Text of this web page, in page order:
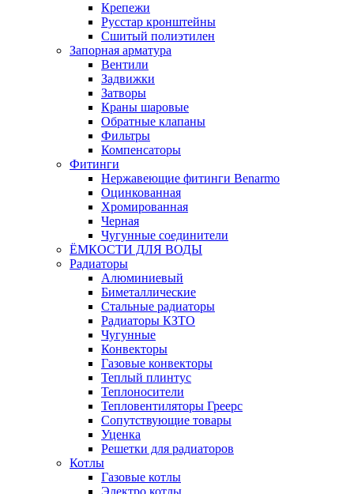
Крепежи
Русстар кронштейны
Сшитый полиэтилен
Запорная арматура
Вентили
Задвижки
Затворы
Краны шаровые
Обратные клапаны
Фильтры
Компенсаторы
Фитинги
Нержавеющие фитинги Benarmo
Оцинкованная
Хромированная
Черная
Чугунные соединители
ЁМКОСТИ ДЛЯ ВОДЫ
Радиаторы
Алюминиевый
Биметаллические
Стальные радиаторы
Радиаторы КЗТО
Чугунные
Конвекторы
Газовые конвекторы
Теплый плинтус
Теплоносители
Тепловентиляторы Греерс
Сопутствующие товары
Уценка
Решетки для радиаторов
Котлы
Газовые котлы
Электро котлы